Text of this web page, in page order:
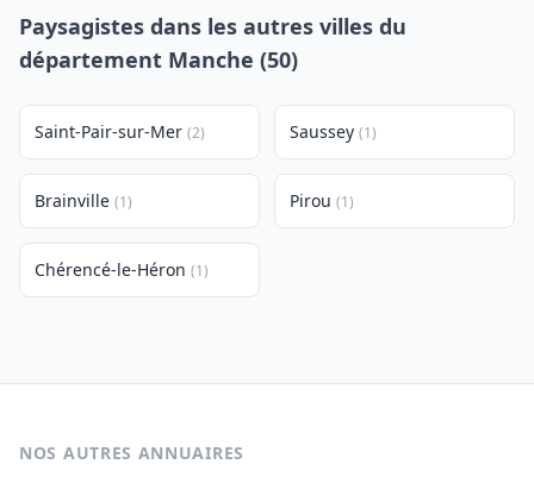
Paysagistes dans les autres villes du
département Manche (50)
Saint-Pair-sur-Mer (2) Saussey (1)
Brainville (1) Pirou (1)
Chérencé-le-Héron (1)
NOS AUTRES ANNUAIRES